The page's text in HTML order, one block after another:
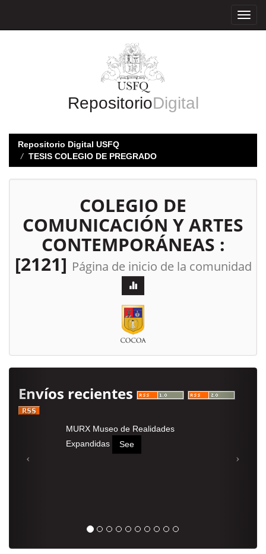
RepositorioDigital
Repositorio Digital USFQ
TESIS COLEGIO DE PREGRADO
COLEGIO DE
COMUNICACIÓN Y ARTES
CONTEMPORÁNEAS :
[2121] Página de inicio de la comunidad
Envíos recientes
MURX Museo de Realidades
Expandidas
See